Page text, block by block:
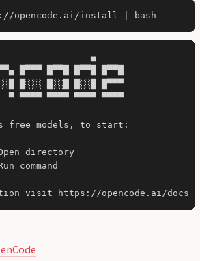
█▀▀▀ █▀▀█ █▀▀█ █▀▀█
█░░░ █░░█ █░░█ █▀▀▀
▀ ▀▀▀▀ ▀▀▀▀ ▀▀▀▀ ▀▀▀▀
free models, to start:
directory
command